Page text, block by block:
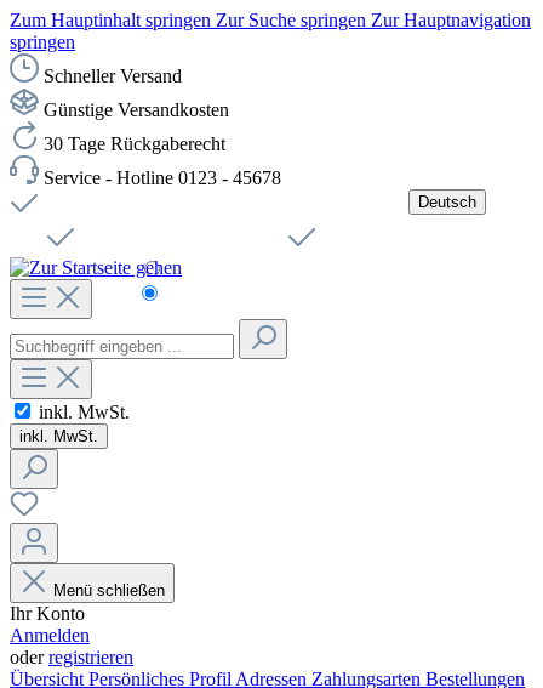
Zum Hauptinhalt springen Zur Suche springen Zur Hauptnavigation
springen
Schneller Versand
Günstige Versandkosten
30 Tage Rückgaberecht
Service - Hotline 0123 - 45678
Deutsch
Čeština
inkl. MwSt.
inkl. MwSt.
Menü schließen
Ihr Konto
Anmelden
oderregistrieren
Übersicht Persönliches Profil Adressen Zahlungsarten Bestellungen